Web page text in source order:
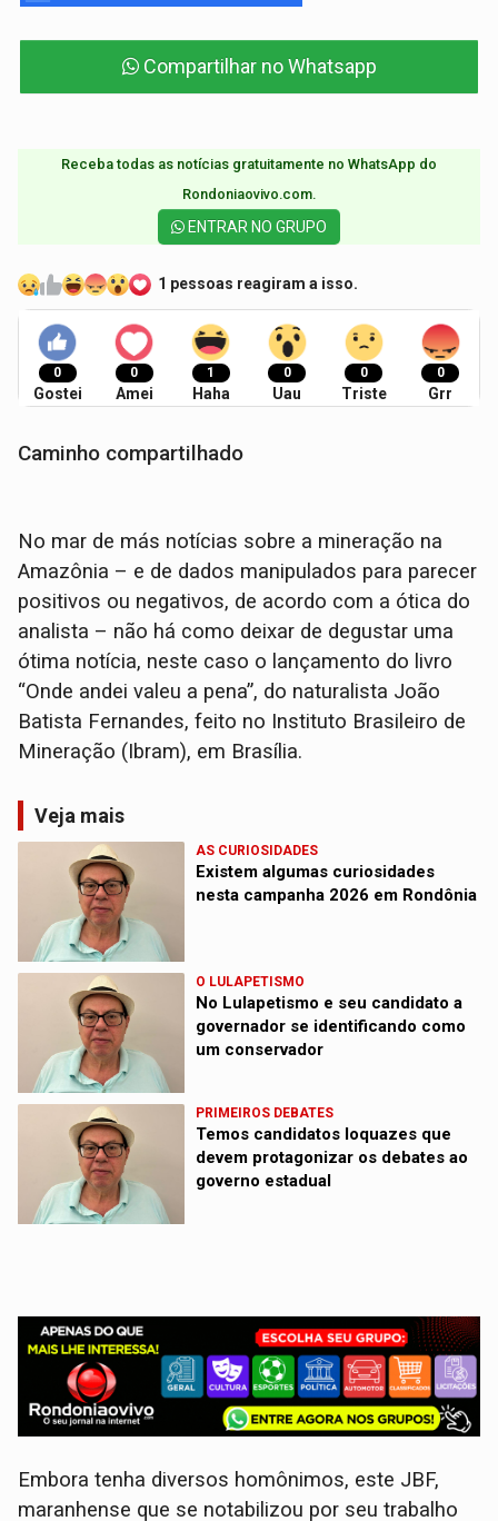
Compartilhar no Whatsapp
Receba todas as notícias gratuitamente no WhatsApp do
Rondoniaovivo.com.​
ENTRAR NO GRUPO
1 pessoas reagiram a isso.
0
Gostei
0
Amei
1
Haha
0
Uau
0
Triste
0
Grr
Caminho compartilhado
No mar de más notícias sobre a mineração na
Amazônia – e de dados manipulados para parecer
positivos ou negativos, de acordo com a ótica do
analista – não há como deixar de degustar uma
ótima notícia, neste caso o lançamento do livro
“Onde andei valeu a pena”, do naturalista João
Batista Fernandes, feito no Instituto Brasileiro de
Mineração (Ibram), em Brasília.
Veja mais
AS CURIOSIDADES
Existem algumas curiosidades
nesta campanha 2026 em Rondônia
O LULAPETISMO
No Lulapetismo e seu candidato a
governador se identificando como
um conservador
PRIMEIROS DEBATES
Temos candidatos loquazes que
devem protagonizar os debates ao
governo estadual
Embora tenha diversos homônimos, este JBF,
maranhense que se notabilizou por seu trabalho